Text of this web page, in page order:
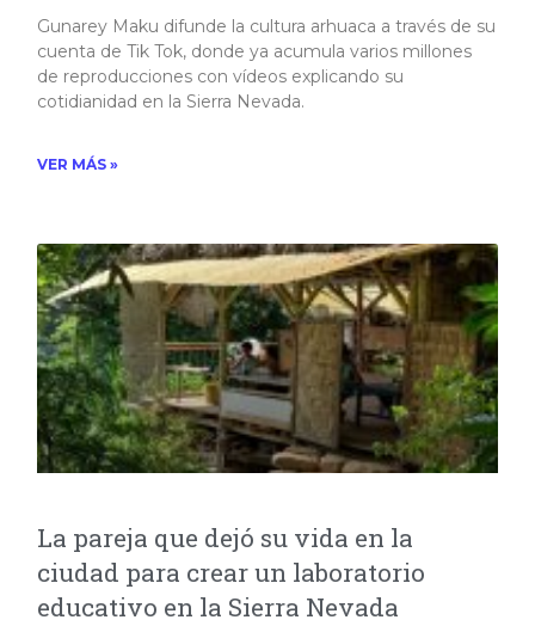
Gunarey Maku difunde la cultura arhuaca a través de su
cuenta de Tik Tok, donde ya acumula varios millones
de reproducciones con vídeos explicando su
cotidianidad en la Sierra Nevada.
VER MÁS »
La pareja que dejó su vida en la
ciudad para crear un laboratorio
educativo en la Sierra Nevada